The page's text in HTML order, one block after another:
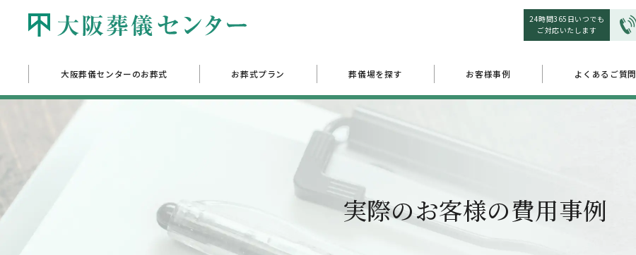
24時間365日いつでも
ご対応いたします
大阪葬儀センターのお葬式 お葬式プラン 葬儀場を探す お客様事例 よくあるご質問
実際のお客様の費用事例